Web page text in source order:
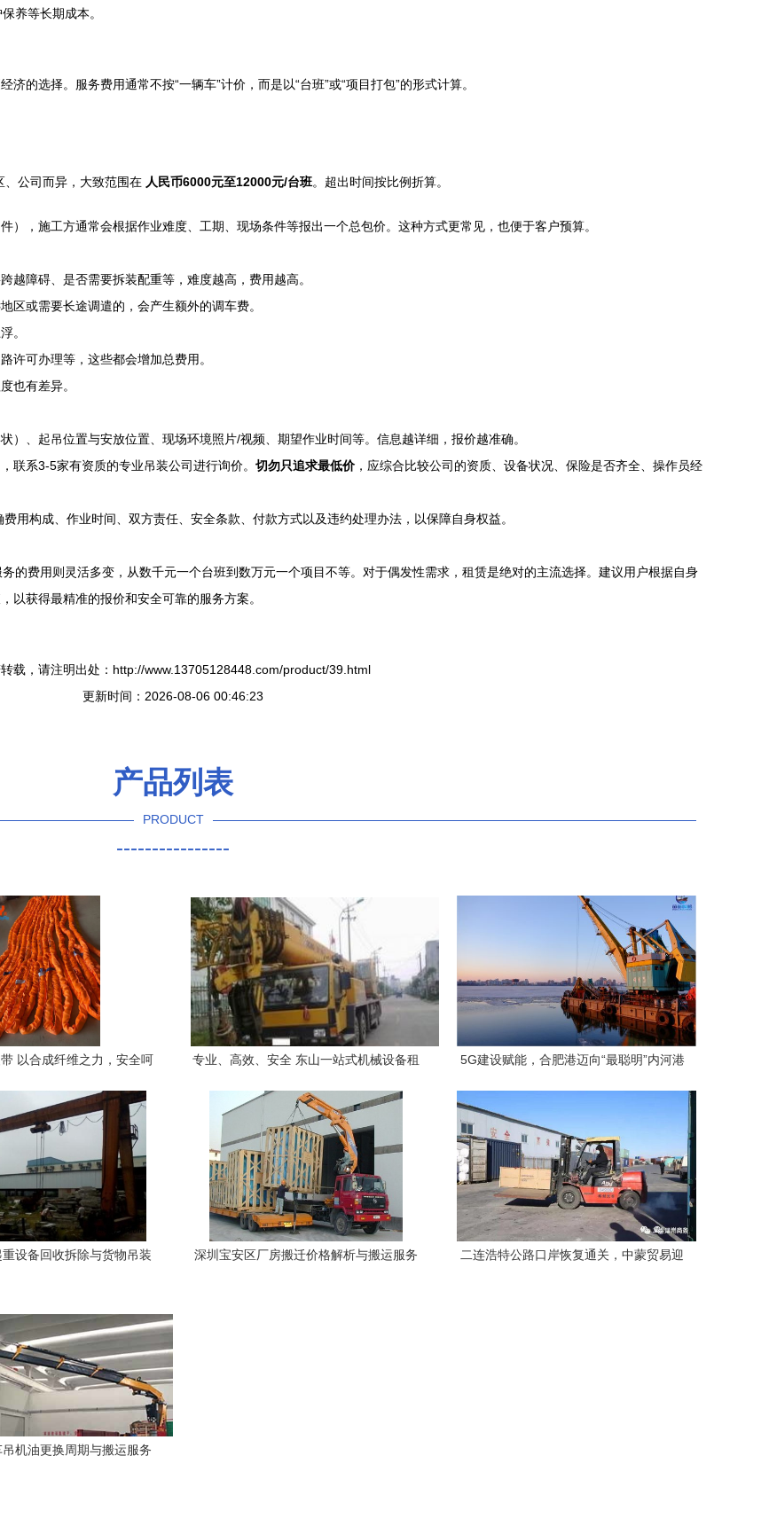
养等长期成本。
的选择。服务费用通常不按“一辆车”计价，而是以“台班”或“项目打包”的形式计算。
、公司而异，大致范围在 人民币6000元至12000元/台班。超出时间按比例折算。
），施工方通常会根据作业难度、工期、现场条件等报出一个总包价。这种方式更常见，也便于客户预算。
越障碍、是否需要拆装配重等，难度越高，费用越高。
区或需要长途调遣的，会产生额外的调车费。
。
许可办理等，这些都会增加总费用。
也有差异。
）、起吊位置与安放位置、现场环境照片/视频、期望作业时间等。信息越详细，报价越准确。
联系3-5家有资质的专业吊装公司进行询价。 切勿只追求最低价，应综合比较公司的资质、设备状况、保险是否齐全、操作员经
用构成、作业时间、双方责任、安全条款、付款方式以及违约处理办法，以保障自身权益。
的费用则灵活多变，从数千元一个台班到数万元一个项目不等。对于偶发性需求，租赁是绝对的主流选择。建议用户根据自身
以获得最精准的报价和安全可靠的服务方案。
载，请注明出处：http://www.13705128448.com/product/39.html
更新时间：2026-08-06 00:46:23
产品列表
PRODUCT
----------------
以合成纤维之力，安全呵
专业、高效、安全 东山一站式机械设备租
5G建设赋能，合肥港迈向“最聪明”内河港
设备回收拆除与货物吊装
深圳宝安区厂房搬迁价格解析与搬运服务
二连浩特公路口岸恢复通关，中蒙贸易迎
机油更换周期与搬运服务